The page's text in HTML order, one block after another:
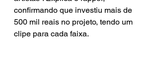
confirmando que investiu mais de
500 mil reais no projeto, tendo um
clipe para cada faixa.